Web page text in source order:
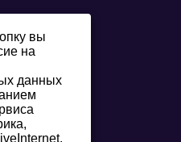
вы
на
данных